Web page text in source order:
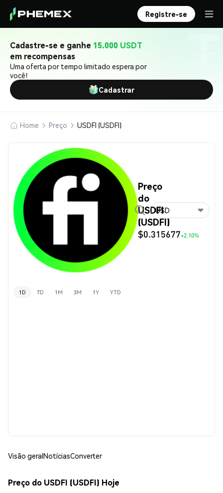
Registre-se
Cadastre-se e ganhe 15.000 USDT
em recompensas
Uma oferta por tempo limitado espera por
você!
Cadastrar
Home Preço USDFI (USDFI)
Preço
do
USDFI
(USDFI)
$0.315677+2.10%
USD
1D 7D 1M 3M 1Y YTD
Visão geralNotíciasConverter
Preço do USDFI (USDFI) Hoje